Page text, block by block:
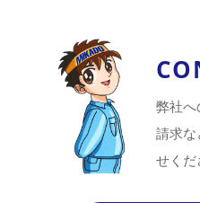
弊社
請求な
せくだ